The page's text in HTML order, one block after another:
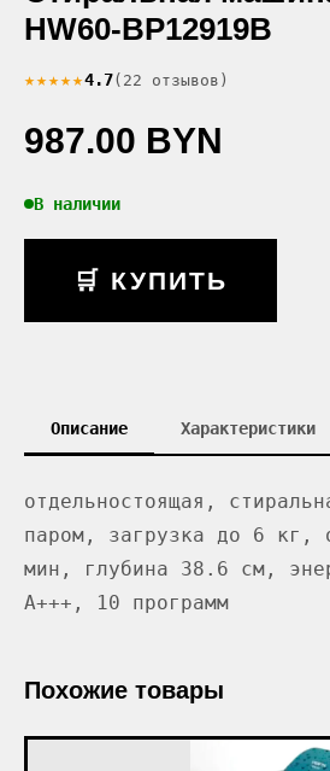
HW60-BP12919B
★★★★★4.7(22 отзывов)
987.00 BYN
В наличии
🛒 КУПИТЬ
Описание Характеристики
отдельностоящая,
паром, загрузка до 6 кг,
мин, глубина 38.6 см,
A+++, 10 программ
Похожие товары